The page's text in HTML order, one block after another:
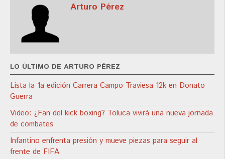
Arturo Pérez
LO ÚLTIMO DE ARTURO PÉREZ
Lista la 1a edición Carrera Campo Traviesa 12k en Donato
Guerra
Video: ¿Fan del kick boxing? Toluca vivirá una nueva jornada
de combates
Infantino enfrenta presión y mueve piezas para seguir al
frente de FIFA